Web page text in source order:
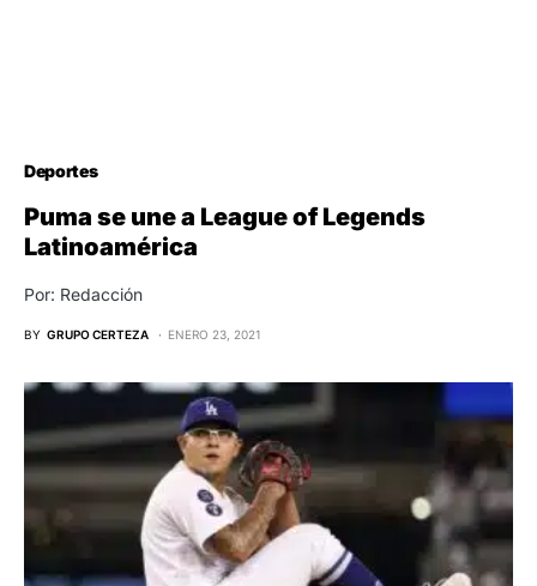
Deportes
Puma se une a League of Legends
Latinoamérica
Por: Redacción
BY GRUPO CERTEZA ENERO 23, 2021